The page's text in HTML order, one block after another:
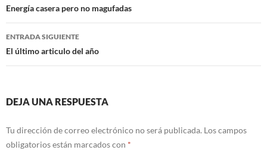
de
entradas
Energía casera pero no magufadas
ENTRADA SIGUIENTE
El último articulo del año
DEJA UNA RESPUESTA
Tu dirección de correo electrónico no será publicada. Los campos
obligatorios están marcados con *